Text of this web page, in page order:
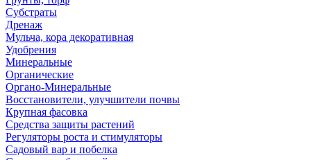
Субстраты
Дренаж
Мульча, кора декоративная
Удобрения
Минеральные
Органические
Органо-Минеральные
Восстановители, улучшители почвы
Крупная фасовка
Средства защиты растений
Регуляторы роста и стимуляторы
Садовый вар и побелка